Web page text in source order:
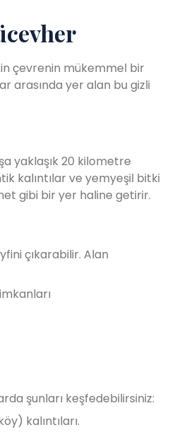
çevrenin mükemmel bir
arasında yer alan bu gizli
yaklaşık 20 kilometre
kalıntılar ve yemyeşil bitki
gibi bir yer haline getirir.
çıkarabilir. Alan
şunları keşfedebilirsiniz:
kalıntıları.